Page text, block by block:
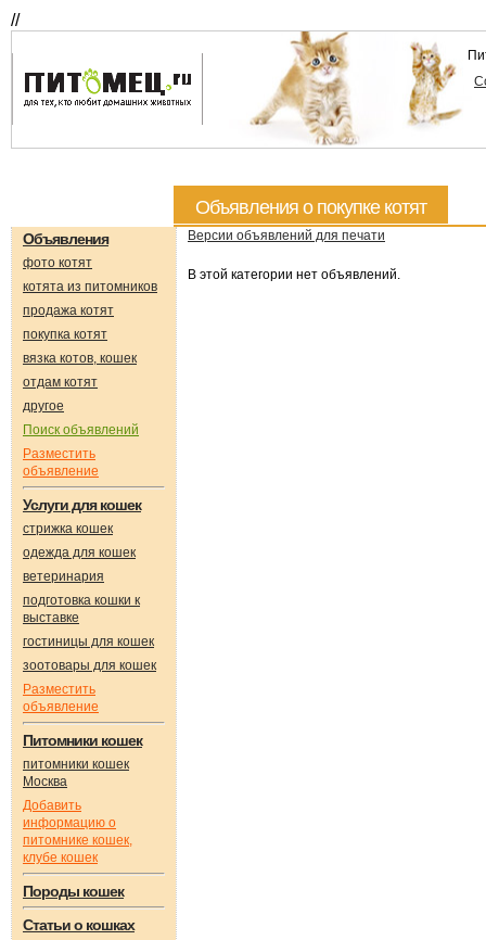
//
Объявления о покупке котят
Объявления
фото котят
котята из питомников
продажа котят
покупка котят
вязка котов, кошек
отдам котят
другое
Поиск объявлений
Разместить
объявление
Услуги для кошек
стрижка кошек
одежда для кошек
ветеринария
подготовка кошки к
выставке
гостиницы для кошек
зоотовары для кошек
Разместить
объявление
Питомники кошек
питомники кошек
Москва
Добавить
информацию о
питомнике кошек,
клубе кошек
Породы кошек
Статьи о кошках
Версии объявлений для печати
В этой категории нет объявлений.